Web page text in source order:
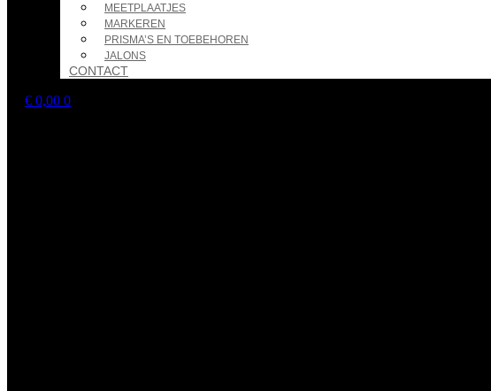
MEETPLAATJES
MARKEREN
PRISMA’S EN TOEBEHOREN
JALONS
CONTACT
€ 0,00 0